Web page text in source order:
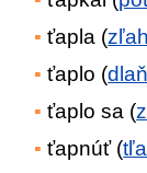
ťapla (
ťaplo (
ťaplo sa (
ťapnúť (